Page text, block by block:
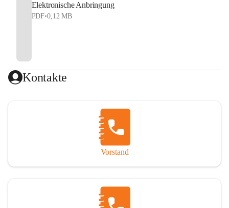
Elektronische Anbringung
PDF•0,12 MB
Kontakte
Vorstand